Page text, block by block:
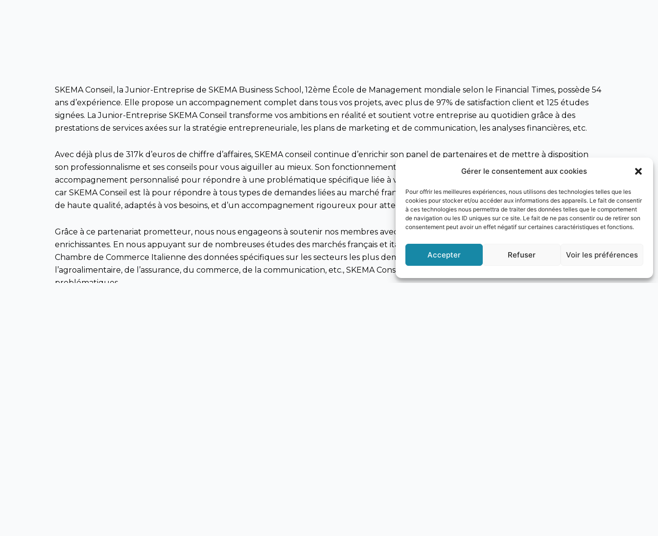
Gérer le consentement aux cookies
Pour offrir les meilleures expériences, nous utilisons des technologies telles que les
cookies pour stocker et/ou accéder aux informations des appareils. Le fait de consentir
à ces technologies nous permettra de traiter des données telles que le comportement
de navigation ou les ID uniques sur ce site. Le fait de ne pas consentir ou de retirer son
consentement peut avoir un effet négatif sur certaines caractéristiques et fonctions.
Accepter Refuser Voir les préférences
SKEMA Conseil, la Junior-Entreprise de SKEMA Business School, 12ème École de Management mondiale selon le Financial Times, possède 54
ans d’expérience. Elle propose un accompagnement complet dans tous vos projets, avec plus de 97% de satisfaction client et 125 études
signées. La Junior-Entreprise SKEMA Conseil transforme vos ambitions en réalité et soutient votre entreprise au quotidien grâce à des
prestations de services axées sur la stratégie entrepreneuriale, les plans de marketing et de communication, les analyses financières, etc.
Avec déjà plus de 317k d’euros de chiffre d’affaires, SKEMA conseil continue d’enrichir son panel de partenaires et de mettre à disposition
son professionnalisme et ses conseils pour vous aiguiller au mieux. Son fonctionnement est très simple : vous recherchez un
accompagnement personnalisé pour répondre à une problématique spécifique liée à votre secteur d’activité ? Vous êtes au bon endroit,
car SKEMA Conseil est là pour répondre à tous types de demandes liées au marché français. Soyez certain que vous bénéficierez de services
de haute qualité, adaptés à vos besoins, et d’un accompagnement rigoureux pour atteindre vos objectifs.
Grâce à ce partenariat prometteur, nous nous engageons à soutenir nos membres avec des solutions innovantes et des perspectives
enrichissantes. En nous appuyant sur de nombreuses études des marchés français et italien, nous pouvons offrir à nos membres de la
Chambre de Commerce Italienne des données spécifiques sur les secteurs les plus demandés. Que vous soyez dans le secteur de
l’agroalimentaire, de l’assurance, du commerce, de la communication, etc., SKEMA Conseil vous accompagne avec un regard neuf sur vos
problématiques.